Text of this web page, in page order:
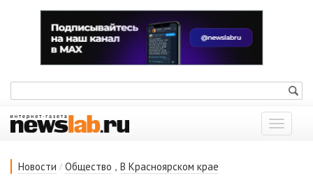
Показать
меню
Новости / Общество , В Красноярском крае